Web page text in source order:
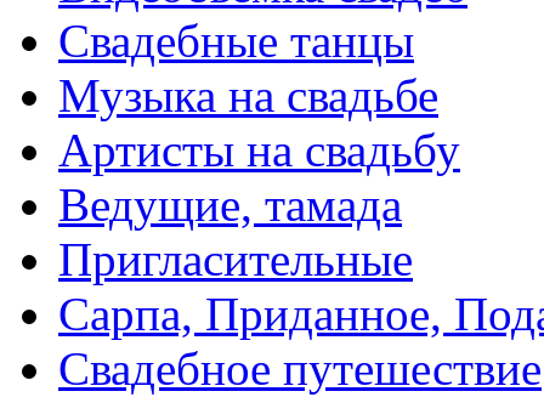
Свадебные танцы
Музыка на свадьбе
Артисты на свадьбу
Ведущие, тамада
Пригласительные
Сарпа, Приданное,
Свадебное путешествие